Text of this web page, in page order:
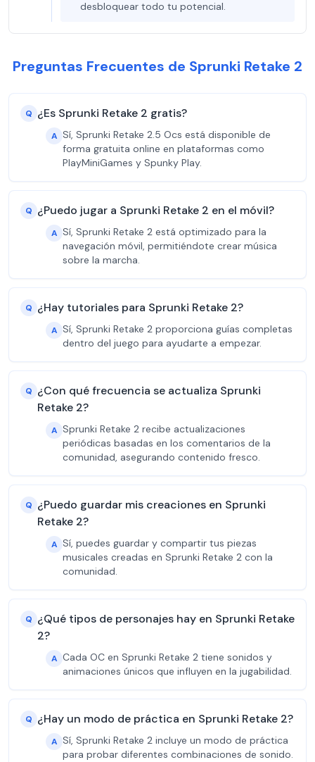
desbloquear todo tu potencial.
Preguntas Frecuentes de Sprunki Retake 2
Q ¿Es Sprunki Retake 2 gratis?
A Sí, Sprunki Retake 2.5 Ocs está disponible de
forma gratuita online en plataformas como
PlayMiniGames y Spunky Play.
Q ¿Puedo jugar a Sprunki Retake 2 en el móvil?
A Sí, Sprunki Retake 2 está optimizado para la
navegación móvil, permitiéndote crear música
sobre la marcha.
Q ¿Hay tutoriales para Sprunki Retake 2?
A Sí, Sprunki Retake 2 proporciona guías completas
dentro del juego para ayudarte a empezar.
Q ¿Con qué frecuencia se actualiza Sprunki
Retake 2?
A Sprunki Retake 2 recibe actualizaciones
periódicas basadas en los comentarios de la
comunidad, asegurando contenido fresco.
Q ¿Puedo guardar mis creaciones en Sprunki
Retake 2?
A Sí, puedes guardar y compartir tus piezas
musicales creadas en Sprunki Retake 2 con la
comunidad.
Q ¿Qué tipos de personajes hay en Sprunki Retake
2?
A Cada OC en Sprunki Retake 2 tiene sonidos y
animaciones únicos que influyen en la jugabilidad.
Q ¿Hay un modo de práctica en Sprunki Retake 2?
A Sí, Sprunki Retake 2 incluye un modo de práctica
para probar diferentes combinaciones de sonido.